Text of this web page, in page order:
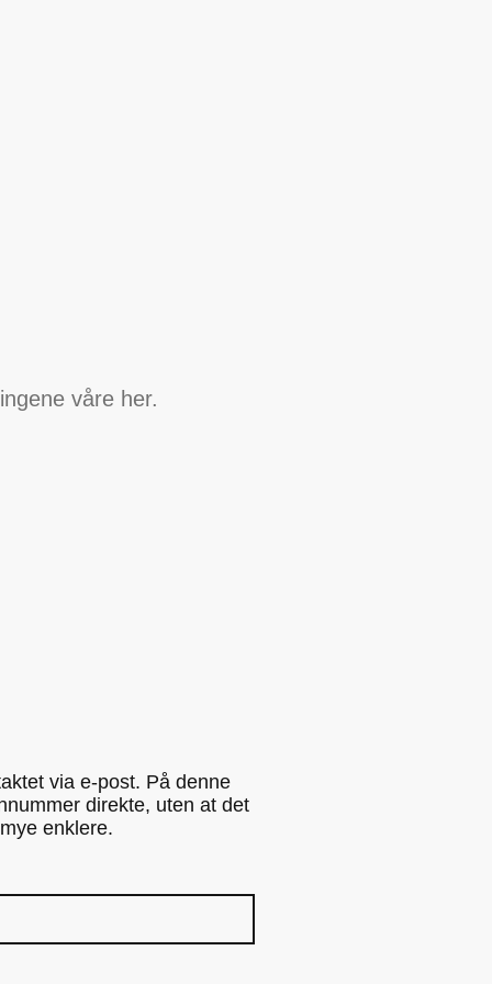
våre her.
via e-post. På denne
direkte, uten at det
enklere.